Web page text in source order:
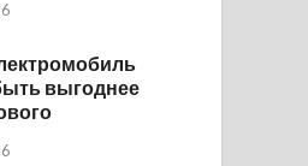
выгоднее